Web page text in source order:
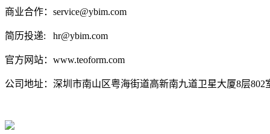
商业合作：service@ybim.com
简历投递: hr@ybim.com
官方网站：www.teoform.com
公司地址：深圳市南山区粤海街道高新南九道卫星大厦8层802